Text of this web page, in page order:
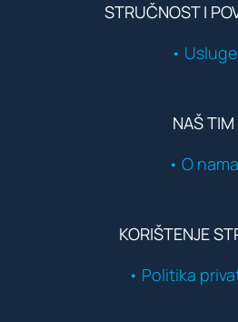
STRUČNOST I
• Usluge
NAŠ TIM
• O nama
KORIŠTENJE
• Politika